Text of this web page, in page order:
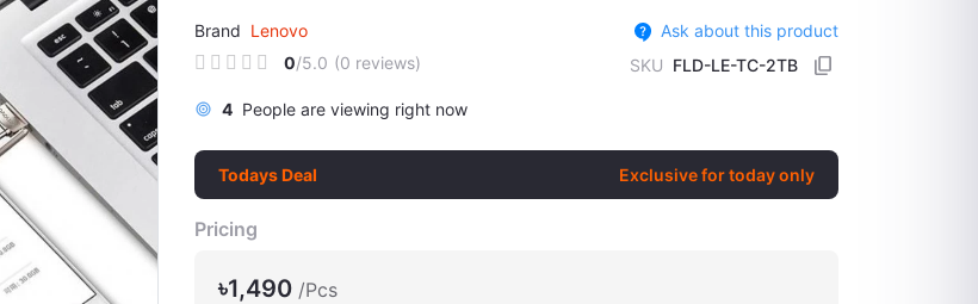
Brand Lenovo
Ask about this product
0/5.0 (0 reviews) SKU FLD-LE-TC-2TB
4 People are viewing right now
Todays Deal Exclusive for today only
Pricing
৳1,490 /Pcs